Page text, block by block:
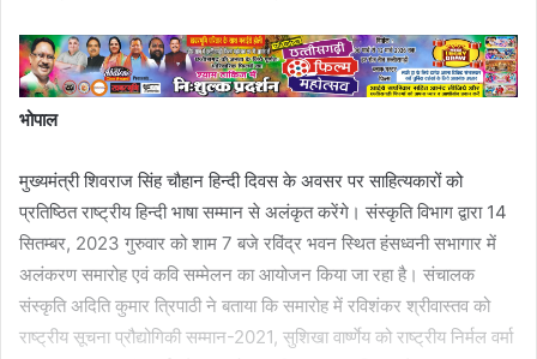
भोपाल
मुख्यमंत्री शिवराज सिंह चौहान हिन्दी दिवस के अवसर पर साहित्यकारों को
प्रतिष्ठित राष्ट्रीय हिन्दी भाषा सम्मान से अलंकृत करेंगे। संस्कृति विभाग द्वारा 14
सितम्बर, 2023 गुरुवार को शाम 7 बजे रविंद्र भवन स्थित हंसध्वनी सभागार में
अलंकरण समारोह एवं कवि सम्मेलन का आयोजन किया जा रहा है। संचालक
संस्कृति अदिति कुमार त्रिपाठी ने बताया कि समारोह में रविशंकर श्रीवास्तव को
राष्ट्रीय सूचना प्रौद्योगिकी सम्मान-2021, सुशिखा वार्ष्णेय को राष्ट्रीय निर्मल वर्मा